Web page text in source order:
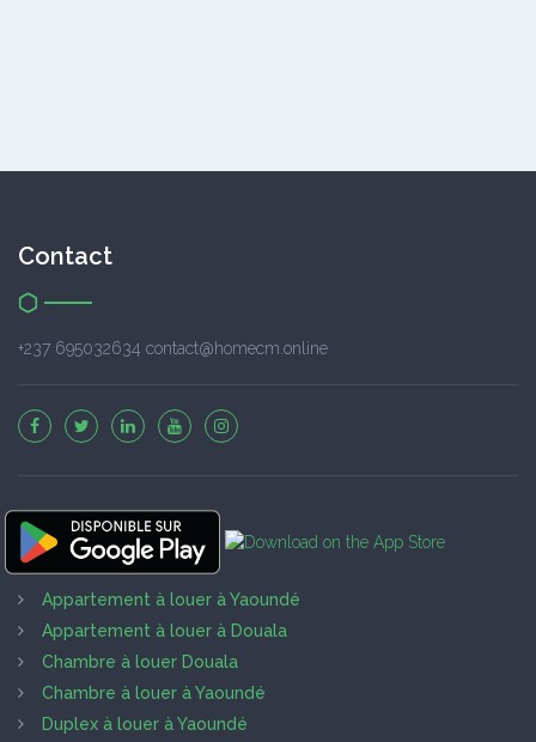
Contact
+237 695032634 contact@homecm.online
Appartement à louer à Yaoundé
Appartement à louer à Douala
Chambre à louer Douala
Chambre à louer à Yaoundé
Duplex à louer à Yaoundé